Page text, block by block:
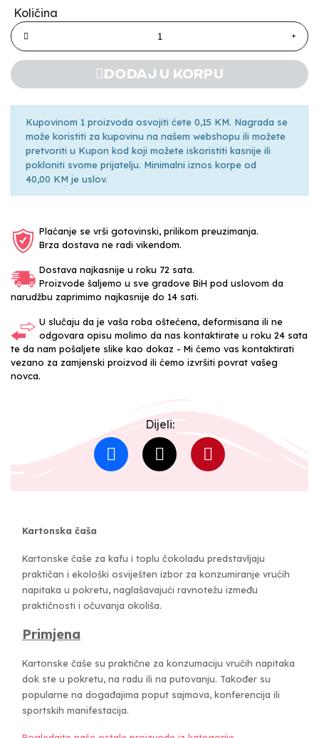
Količina
DODAJ U KORPU
Kupovinom 1 proizvoda osvojiti ćete 0,15 KM. Nagrada se
može koristiti za kupovinu na našem webshopu ili možete
pretvoriti u Kupon kod koji možete iskoristiti kasnije ili
pokloniti svome prijatelju. Minimalni iznos korpe od
40,00 KM je uslov.
Plaćanje se vrši gotovinski, prilikom preuzimanja.
Brza dostava ne radi vikendom.
Dostava najkasnije u roku 72 sata.
Proizvode šaljemo u sve gradove BiH pod uslovom da
narudžbu zaprimimo najkasnije do 14 sati.
U slučaju da je vaša roba oštećena, deformisana ili ne
odgovara opisu molimo da nas kontaktirate u roku 24 sata
te da nam pošaljete slike kao dokaz - Mi ćemo vas kontaktirati
vezano za zamjenski proizvod ili ćemo izvršiti povrat vašeg
novca.
Dijeli:
Kartonska čaša
Kartonske čaše za kafu i toplu čokoladu predstavljaju
praktičan i ekološki osviješten izbor za konzumiranje vrućih
napitaka u pokretu, naglašavajući ravnotežu između
praktičnosti i očuvanja okoliša.
Primjena
Kartonske čaše su praktične za konzumaciju vrućih napitaka
dok ste u pokretu, na radu ili na putovanju. Također su
popularne na događajima poput sajmova, konferencija ili
sportskih manifestacija.